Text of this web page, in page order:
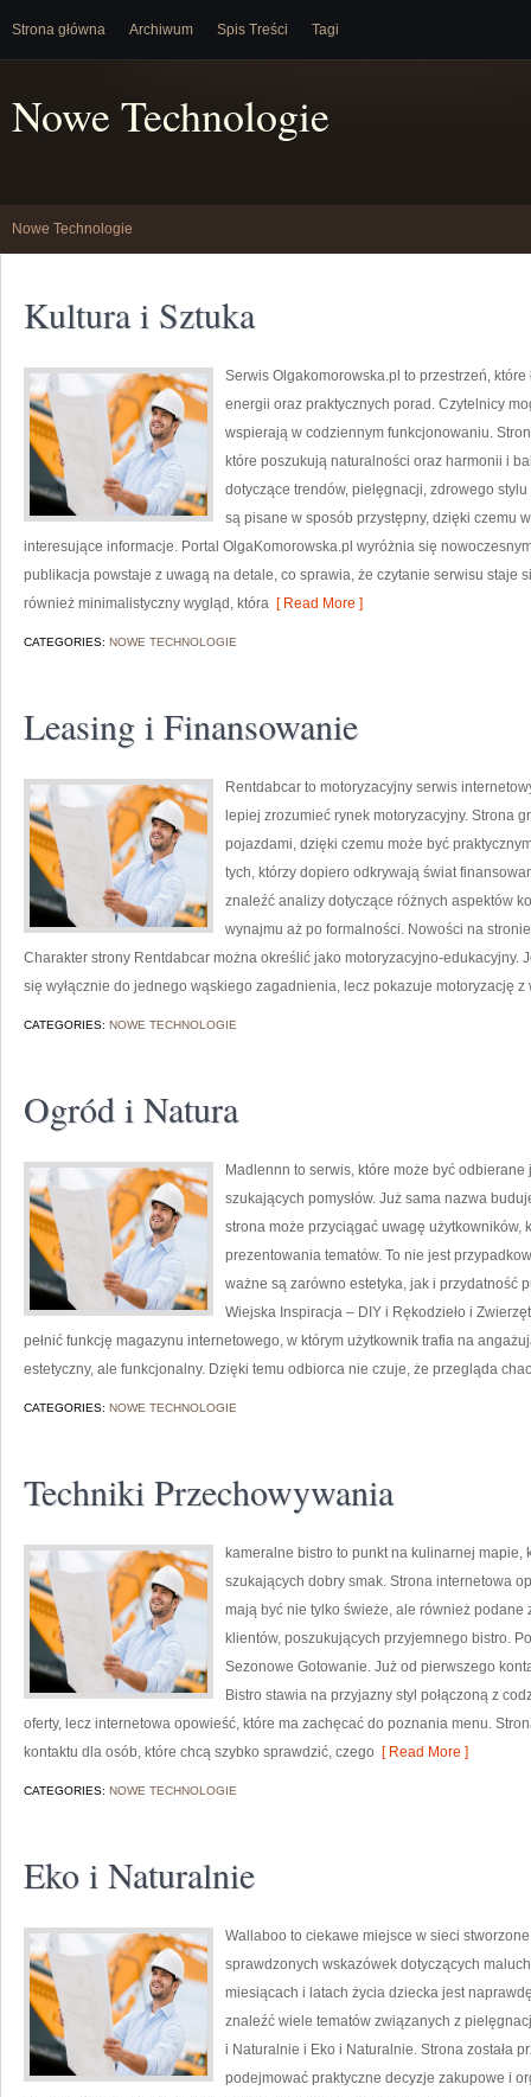
Strona główna Archiwum Spis Treści Tagi
Nowe Technologie
Nowe Technologie
Kultura i Sztuka
Serwis Olgakomorowska.pl to przestrzeń,
energii oraz praktycznych porad. Czytelnicy
wspierają w codziennym funkcjonowaniu.
które poszukują naturalności oraz harmonii i
dotyczące trendów, pielęgnacji, zdrowego
są pisane w sposób przystępny, dzięki czemu
interesujące informacje. Portal OlgaKomorowska.pl wyróżnia się
publikacja powstaje z uwagą na detale, co sprawia, że czytanie serwisu staje
również minimalistyczny wygląd, która [ Read More ]
CATEGORIES: NOWE TECHNOLOGIE
Leasing i Finansowanie
Rentdabcar to motoryzacyjny serwis
lepiej zrozumieć rynek motoryzacyjny. Strona
pojazdami, dzięki czemu może być
tych, którzy dopiero odkrywają świat
znaleźć analizy dotyczące różnych aspektów
wynajmu aż po formalności. Nowości na
Charakter strony Rentdabcar można określić jako motoryzacyjno-edukacyjny.
się wyłącznie do jednego wąskiego zagadnienia, lecz pokazuje motoryzację z
CATEGORIES: NOWE TECHNOLOGIE
Ogród i Natura
Madlennn to serwis, które może być
szukających pomysłów. Już sama nazwa
strona może przyciągać uwagę użytkowników,
prezentowania tematów. To nie jest
ważne są zarówno estetyka, jak i przydatność
Wiejska Inspiracja – DIY i Rękodzieło i
pełnić funkcję magazynu internetowego, w którym użytkownik trafia na
estetyczny, ale funkcjonalny. Dzięki temu odbiorca nie czuje, że przegląda
CATEGORIES: NOWE TECHNOLOGIE
Techniki Przechowywania
kameralne bistro to punkt na kulinarnej mapie,
szukających dobry smak. Strona internetowa
mają być nie tylko świeże, ale również podane
klientów, poszukujących przyjemnego bistro.
Sezonowe Gotowanie. Już od pierwszego
Bistro stawia na przyjazny styl połączoną z
oferty, lecz internetowa opowieść, które ma zachęcać do poznania menu.
kontaktu dla osób, które chcą szybko sprawdzić, czego [ Read More ]
CATEGORIES: NOWE TECHNOLOGIE
Eko i Naturalnie
Wallaboo to ciekawe miejsce w sieci
sprawdzonych wskazówek dotyczących
miesiącach i latach życia dziecka jest
znaleźć wiele tematów związanych z
i Naturalnie i Eko i Naturalnie. Strona została
podejmować praktyczne decyzje zakupowe i